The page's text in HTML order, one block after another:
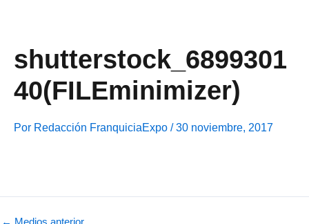
shutterstock_6899301
40(FILEminimizer)
Por Redacción FranquiciaExpo /30 noviembre, 2017